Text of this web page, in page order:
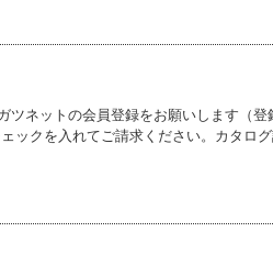
ネットの会員登録をお願いします（登
ックを入れてご請求ください。カタロ